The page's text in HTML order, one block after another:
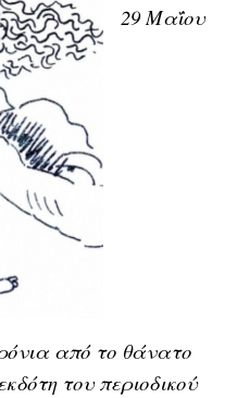
29 Μαΐου
από το θάνατο
του περιοδικού